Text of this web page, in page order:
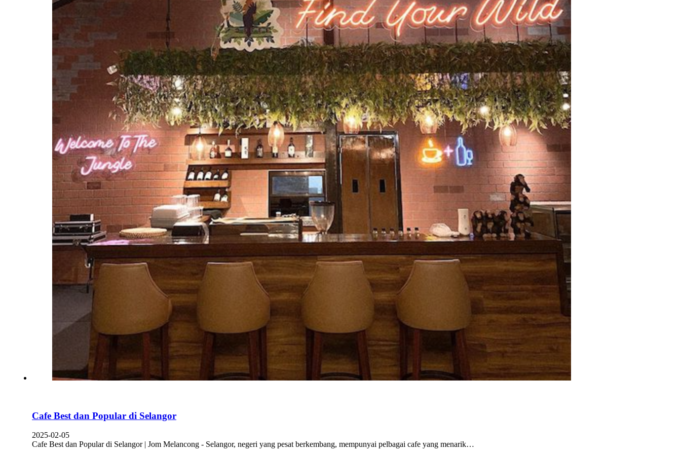
Cafe Best dan Popular di Selangor
2025-02-05
Cafe Best dan Popular di Selangor | Jom Melancong - Selangor, negeri yang pesat berkembang, mempunyai pelbagai cafe yang menarik…